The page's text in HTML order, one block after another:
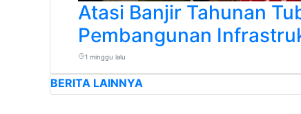
Atasi Banjir Tahunan
Pembangunan
1 minggu lalu
BERITA LAINNYA